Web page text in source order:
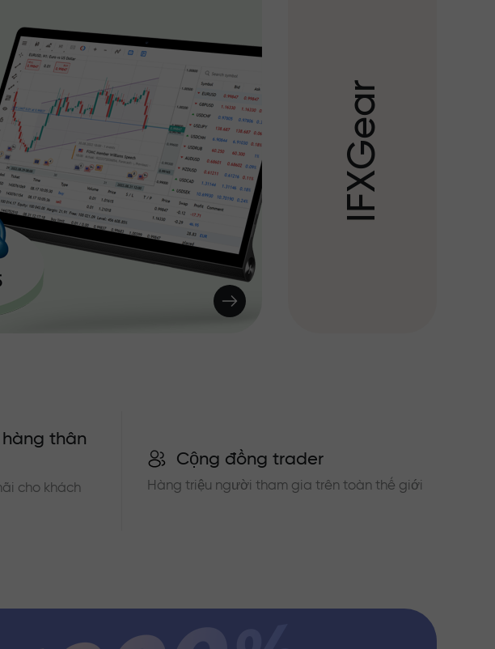
I
F
X
G
e
a
r
thân
cho khách
Cộng đồng trader
Hàng triệu người tham gia trên toàn thế giới